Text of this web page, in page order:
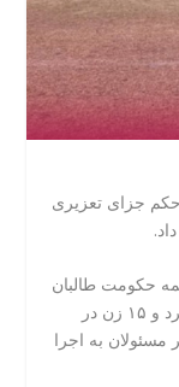
جزای تعزیری
حکومت طالبان
منتشر شده، آمده است که این حکم بر ۴۸ مرد و ۱۵ زن در
به اجرا